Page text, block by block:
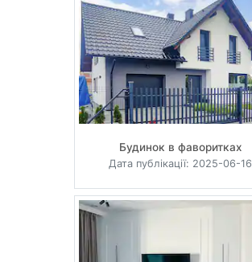
Будинок в фаворитках
Дата публікації: 2025-06-16